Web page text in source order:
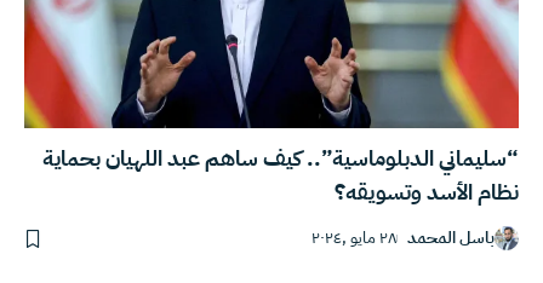
“سليماني الدبلوماسية”.. كيف ساهم عبد اللهيان بحماية
نظام الأسد وتسويقه؟
باسل المحمد ٢٨ مايو ,٢٠٢٤